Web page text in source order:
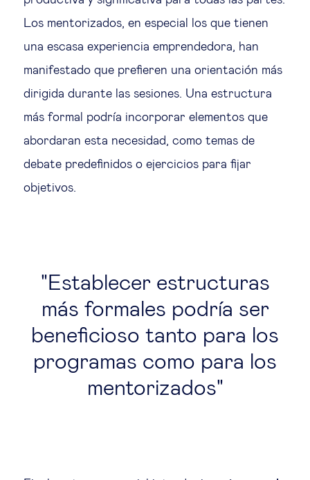
Los mentorizados, en especial los que tienen
una escasa experiencia emprendedora, han
manifestado que prefieren una orientación más
dirigida durante las sesiones. Una estructura
más formal podría incorporar elementos que
abordaran esta necesidad, como temas de
debate predefinidos o ejercicios para fijar
objetivos.
Establecer estructuras
más formales podría ser
beneficioso tanto para los
programas como para los
mentorizados